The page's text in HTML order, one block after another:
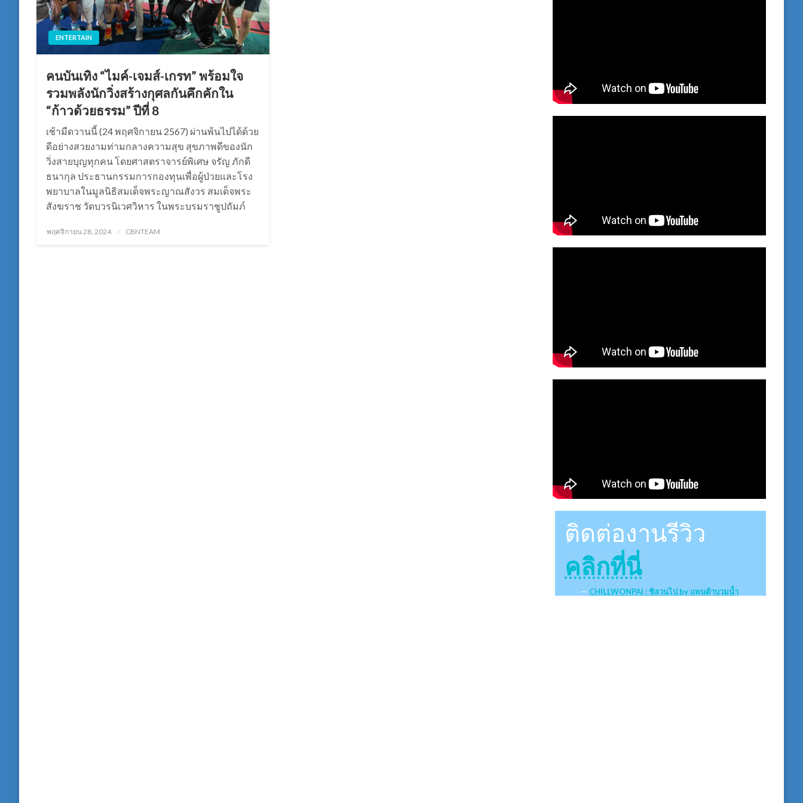
ENTERTAIN
คนบันเทิง “ไมค์-เจมส์-เกรท” พร้อมใจ
รวมพลังนักวิ่งสร้างกุศลกันคึกคักใน
“ก้าวด้วยธรรม” ปีที่ 8
เช้ามืดวานนี้ (24 พฤศจิกายน 2567) ผ่านพ้นไปได้ด้วย
ดีอย่างสวยงามท่ามกลางความสุข สุขภาพดีของนัก
วิ่งสายบุญทุกคน โดยศาสตราจารย์พิเศษ จรัญ ภักดี
ธนากุล ประธานกรรมการกองทุนเพื่อผู้ป่วยและโรง
พยาบาลในมูลนิธิสมเด็จพระญาณสังวร สมเด็จพระ
สังฆราช วัดบวรนิเวศวิหาร ในพระบรมราชูปถัมภ์
Posted
พฤศจิกายน 28, 2024 CBNTEAM
ติดต่องานรีวิว
คลิกที่นี่
CHILLWONPAI : ชิลวนไป by แพนด้าบวมน้ำ